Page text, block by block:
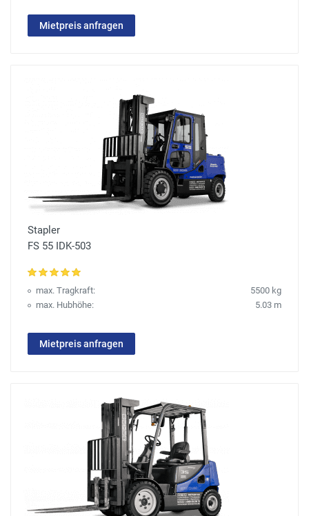
Mietpreis anfragen
Stapler
FS 55 IDK-503
max. Tragkraft:
5500 kg
max. Hubhöhe:
5.03 m
Mietpreis anfragen